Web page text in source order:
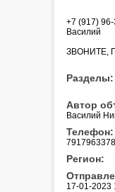
+7 (917)
Василий
ЗВОНИТЕ,
Разделы:
Автор
Василий
Телефон:
Регион:
17-01-2023